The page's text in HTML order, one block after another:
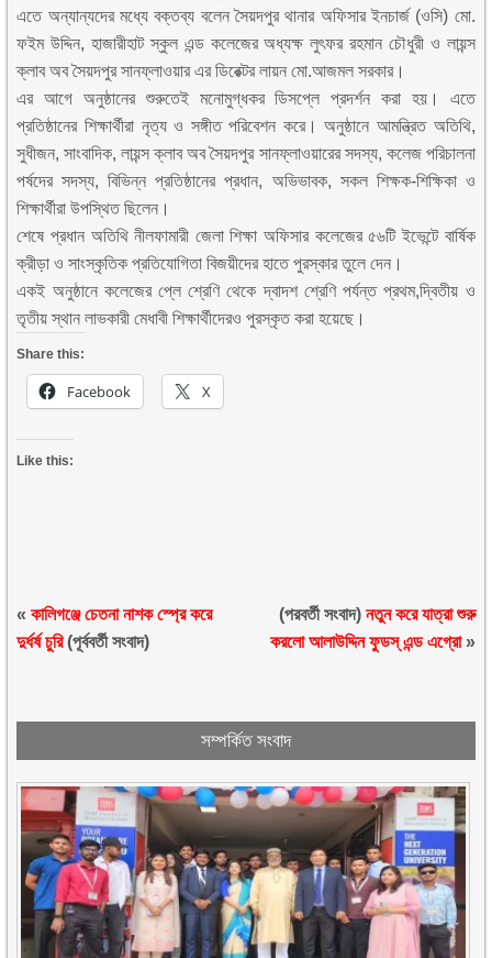
এতে অন্যান্যদের মধ্যে বক্তব্য বলেন সৈয়দপুর থানার অফিসার ইনচার্জ (ওসি) মো.
ফইম উদ্দিন, হাজারীহাট স্কুল এন্ড কলেজের অধ্যক্ষ লুৎফর রহমান চৌধুরী ও লায়ন্স
ক্লাব অব সৈয়দপুর সানফ্লাওয়ার এর ডিরেক্টর লায়ন মো.আজমল সরকার।
এর আগে অনুষ্ঠানের শুরুতেই মনোমুগ্ধকর ডিসপ্লে প্রদর্শন করা হয়। এতে
প্রতিষ্ঠানের শিক্ষার্থীরা নৃত্য ও সঙ্গীত পরিবেশন করে। অনুষ্ঠানে আমন্ত্রিত অতিথি,
সুধীজন, সাংবাদিক, লায়ন্স ক্লাব অব সৈয়দপুর সানফ্লাওয়ারের সদস্য, কলেজ পরিচালনা
পর্ষদের সদস্য, বিভিন্ন প্রতিষ্ঠানের প্রধান, অভিভাবক, সকল শিক্ষক-শিক্ষিকা ও
শিক্ষার্থীরা উপস্থিত ছিলেন।
শেষে প্রধান অতিথি নীলফামারী জেলা শিক্ষা অফিসার কলেজের ৫৬টি ইভেন্টে বার্ষিক
ক্রীড়া ও সাংস্কৃতিক প্রতিযোগিতা বিজয়ীদের হাতে পুরস্কার তুলে দেন।
একই অনুষ্ঠানে কলেজের প্লে শ্রেণি থেকে দ্বাদশ শ্রেণি পর্যন্ত প্রথম,দ্বিতীয় ও
তৃতীয় স্থান লাভকারী মেধাবী শিক্ষার্থীদেরও পুরস্কৃত করা হয়েছে।
Share this:
Facebook X
Like this:
«কালিগঞ্জে চেতনা নাশক স্প্রে করে
দুর্ধর্ষ চুরি(পূর্ববর্তী সংবাদ)
(পরবর্তী সংবাদ) নতুন করে যাত্রা শুরু
করলো আলাউদ্দিন ফুডস্ এন্ড এগ্রো»
সম্পর্কিত সংবাদ